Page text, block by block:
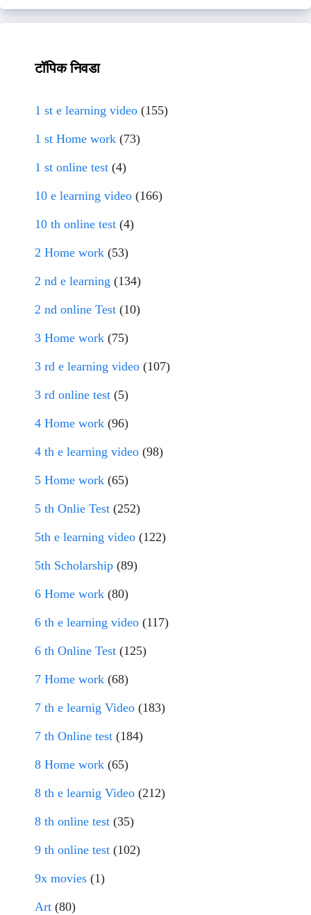
टॉपिक निवडा
1 st e learning video (155)
1 st Home work (73)
1 st online test (4)
10 e learning video (166)
10 th online test (4)
2 Home work (53)
2 nd e learning (134)
2 nd online Test (10)
3 Home work (75)
3 rd e learning video (107)
3 rd online test (5)
4 Home work (96)
4 th e learning video (98)
5 Home work (65)
5 th Onlie Test (252)
5th e learning video (122)
5th Scholarship (89)
6 Home work (80)
6 th e learning video (117)
6 th Online Test (125)
7 Home work (68)
7 th e learnig Video (183)
7 th Online test (184)
8 Home work (65)
8 th e learnig Video (212)
8 th online test (35)
9 th online test (102)
9x movies (1)
Art (80)